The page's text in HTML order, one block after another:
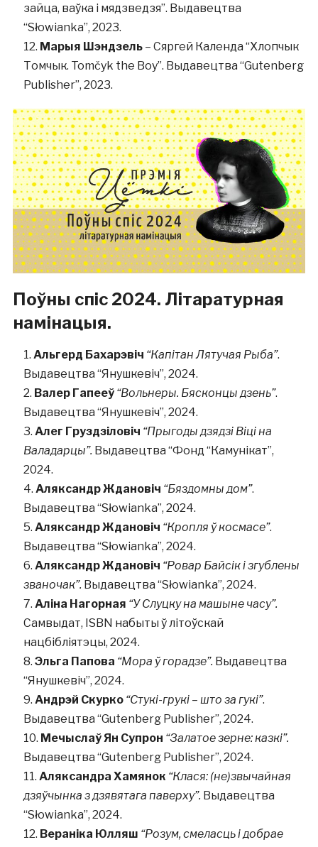
зайца, ваўка і мядзведзя”. Выдавецтва
“Słowianka”, 2023.
Марыя Шэндзель– Сяргей Календа “Хлопчык
Томчык. Tomčyk the Boy”. Выдавецтва “Gutenberg
Publisher”, 2023.
Поўны спіс 2024. Літаратурная
намінацыя.
Альгерд Бахарэвіч “Капітан Лятучая Рыба”.
Выдавецтва “Янушкевіч”, 2024.
Валер Гапееў “Вольнеры. Бясконцы дзень”.
Выдавецтва “Янушкевіч”, 2024.
Алег Груздзіловіч “Прыгоды дзядзі Віці на
Валадарцы”. Выдавецтва “Фонд “Камунікат”,
2024.
Аляксандр Ждановіч “Бяздомны дом”.
Выдавецтва “Słowianka”, 2024.
Аляксандр Ждановіч “Кропля ў космасе”.
Выдавецтва “Słowianka”, 2024.
Аляксандр Ждановіч “Ровар Байсік і згублены
званочак”. Выдавецтва “Słowianka”, 2024.
Аліна Нагорная “У Слуцку на машыне часу”.
Самвыдат, ISBN набыты ў літоўскай
нацбібліятэцы, 2024.
Эльга Папова “Мора ў горадзе”. Выдавецтва
“Янушкевіч”, 2024.
Андрэй Скурко “Стукі-грукі – што за гукі”.
Выдавецтва “Gutenberg Publisher”, 2024.
Мечыслаў Ян Супрон “Залатое зерне: казкі”.
Выдавецтва “Gutenberg Publisher”, 2024.
Аляксандра Хамянок “Клася: (не)звычайная
дзяўчынка з дзявятага паверху”. Выдавецтва
“Słowianka”, 2024.
Вераніка Юлляш “Розум, смеласць і добрае